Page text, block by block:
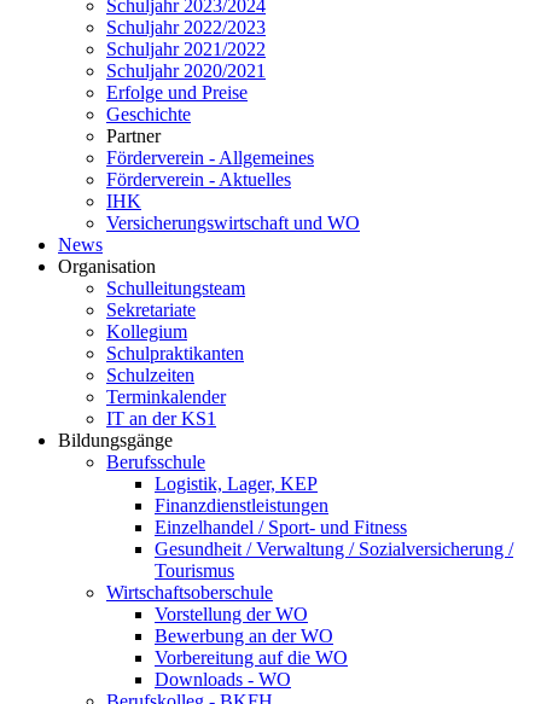
Schuljahr 2023/2024
Schuljahr 2022/2023
Schuljahr 2021/2022
Schuljahr 2020/2021
Erfolge und Preise
Geschichte
Partner
Förderverein - Allgemeines
Förderverein - Aktuelles
IHK
Versicherungswirtschaft und WO
News
Organisation
Schulleitungsteam
Sekretariate
Kollegium
Schulpraktikanten
Schulzeiten
Terminkalender
IT an der KS1
Bildungsgänge
Berufsschule
Logistik, Lager, KEP
Finanzdienstleistungen
Einzelhandel / Sport- und Fitness
Gesundheit / Verwaltung / Sozialversicherung /
Tourismus
Wirtschaftsoberschule
Vorstellung der WO
Bewerbung an der WO
Vorbereitung auf die WO
Downloads - WO